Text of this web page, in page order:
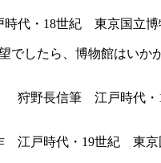
・18世紀 東京国立博
でしたら、博物館はい
野長信筆 江戸時代・
戸時代・19世紀 東京国